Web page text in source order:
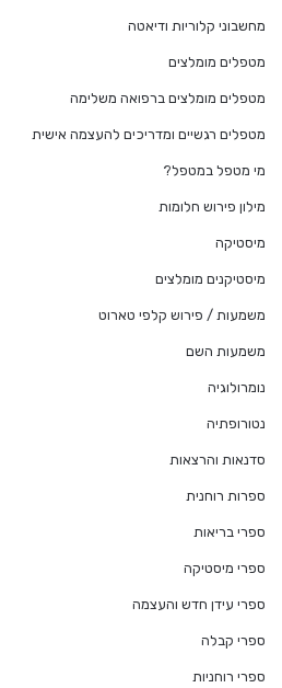
מחשבוני קלוריות ודיאטה
מטפלים מומלצים
מטפלים מומלצים ברפואה משלימה
מטפלים רגשיים ומדריכים להעצמה אישית
מי מטפל במטפל?
מילון פירוש חלומות
מיסטיקה
מיסטיקנים מומלצים
משמעות / פירוש קלפי טארוט
משמעות השם
נומרולוגיה
נטורופתיה
סדנאות והרצאות
ספרות רוחנית
ספרי בריאות
ספרי מיסטיקה
ספרי עידן חדש והעצמה
ספרי קבלה
ספרי רוחניות